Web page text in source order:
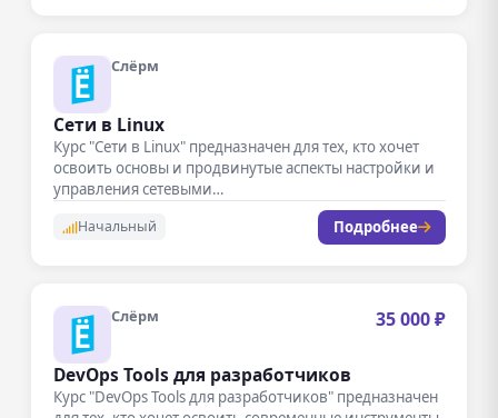
Слёрм
Сети в Linux
Курс "Сети в Linux" предназначен для тех, кто хочет
освоить основы и продвинутые аспекты настройки и
управления сетевыми…
Начальный Подробнее
Слёрм 35 000 ₽
DevOps Tools для разработчиков
Курс "DevOps Tools для разработчиков" предназначен